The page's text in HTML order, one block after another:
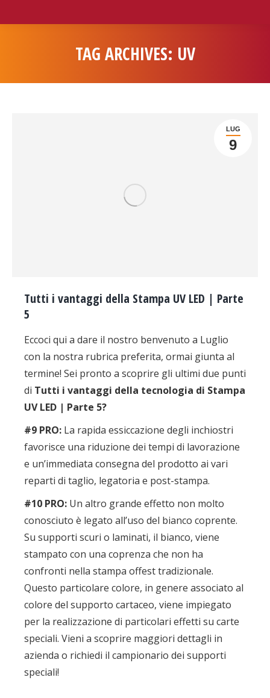
TAG ARCHIVES: UV
LUG
9
Tutti i vantaggi della Stampa UV LED | Parte
5
Eccoci qui a dare il nostro benvenuto a Luglio
con la nostra rubrica preferita, ormai giunta al
termine! Sei pronto a scoprire gli ultimi due punti
di Tutti i vantaggi della tecnologia di Stampa
UV LED | Parte 5?
#9 PRO: La rapida essiccazione degli inchiostri
favorisce una riduzione dei tempi di lavorazione
e un’immediata consegna del prodotto ai vari
reparti di taglio, legatoria e post-stampa.
#10 PRO: Un altro grande effetto non molto
conosciuto è legato all’uso del bianco coprente.
Su supporti scuri o laminati, il bianco, viene
stampato con una coprenza che non ha
confronti nella stampa offest tradizionale.
Questo particolare colore, in genere associato al
colore del supporto cartaceo, viene impiegato
per la realizzazione di particolari effetti su carte
speciali. Vieni a scoprire maggiori dettagli in
azienda o richiedi il campionario dei supporti
speciali!